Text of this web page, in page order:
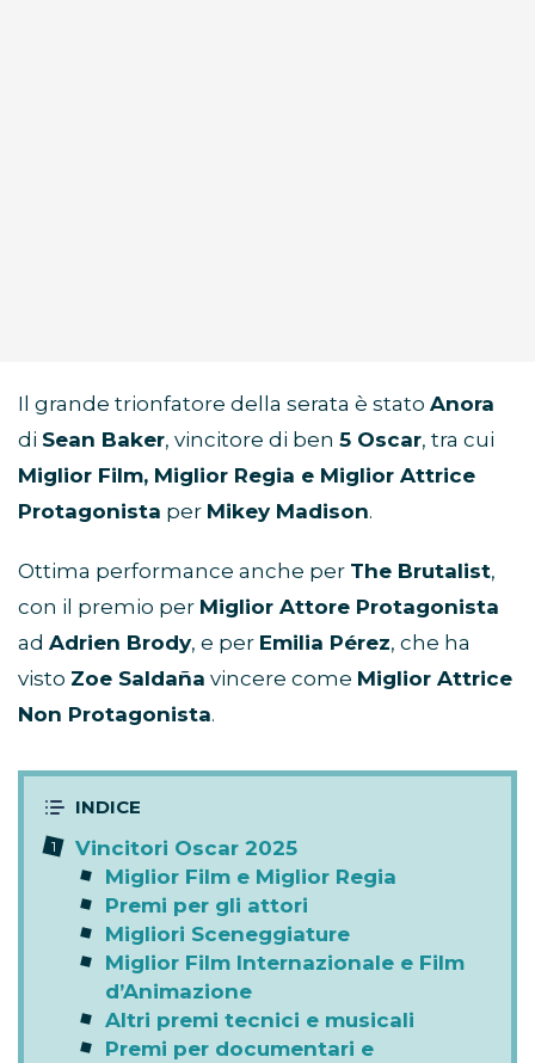
Il grande trionfatore della serata è stato Anora
di Sean Baker, vincitore di ben 5 Oscar, tra cui
Miglior Film, Miglior Regia e Miglior Attrice
Protagonista per Mikey Madison.
Ottima performance anche per The Brutalist,
con il premio per Miglior Attore Protagonista
ad Adrien Brody, e per Emilia Pérez, che ha
visto Zoe Saldaña vincere come Miglior Attrice
Non Protagonista.
Vincitori Oscar 2025
Miglior Film e Miglior Regia
Premi per gli attori
Migliori Sceneggiature
Miglior Film Internazionale e Film
d’Animazione
Altri premi tecnici e musicali
Premi per documentari e